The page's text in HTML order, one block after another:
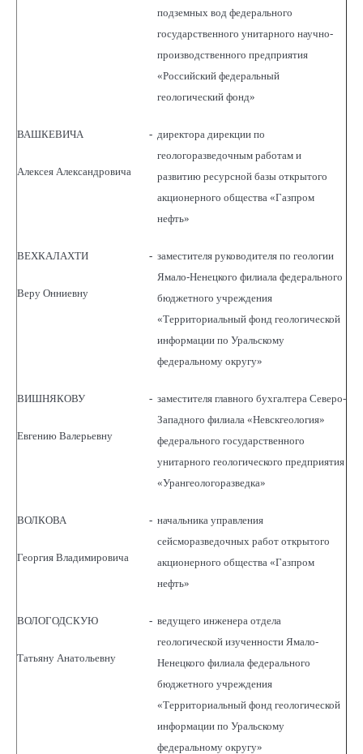
подземных вод федерального
государственного унитарного научно-
производственного предприятия
«Российский федеральный
геологический фонд»
ВАШКЕВИЧА
Алексея Александровича
- директора дирекции по
геологоразведочным работам и
развитию ресурсной базы открытого
акционерного общества «Газпром
нефть»
ВЕХКАЛАХТИ
Веру Онниевну
- заместителя руководителя по геологии
Ямало-Ненецкого филиала федерального
бюджетного учреждения
«Территориальный фонд геологической
информации по Уральскому
федеральному округу»
ВИШНЯКОВУ
Евгению Валерьевну
- заместителя главного бухгалтера Северо-
Западного филиала «Невскгеология»
федерального государственного
унитарного геологического предприятия
«Урангеологоразведка»
ВОЛКОВА
Георгия Владимировича
- начальника управления
сейсморазведочных работ открытого
акционерного общества «Газпром
нефть»
ВОЛОГОДСКУЮ
Татьяну Анатольевну
- ведущего инженера отдела
геологической изученности Ямало-
Ненецкого филиала федерального
бюджетного учреждения
«Территориальный фонд геологической
информации по Уральскому
федеральному округу»